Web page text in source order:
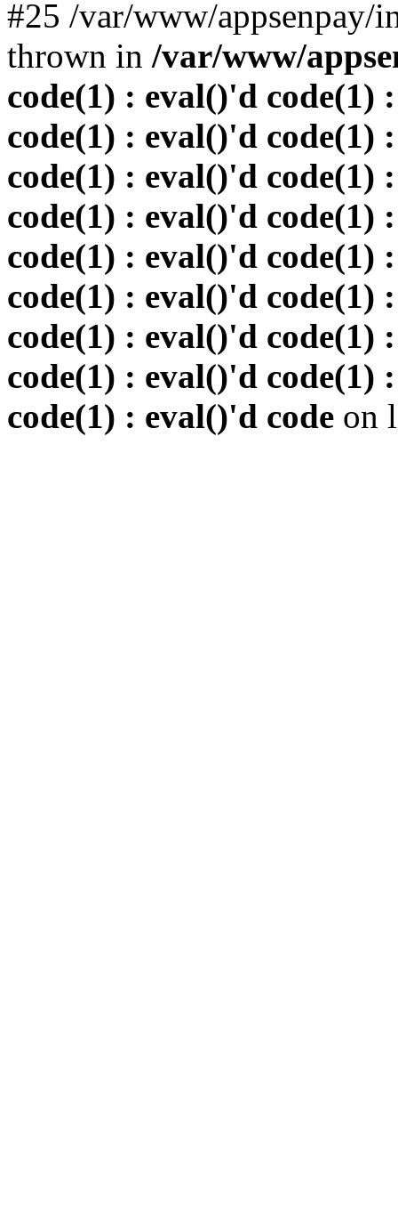
#25 /var/www/
thrown in /var/www/
code(1) : eval()'d code(1)
code(1) : eval()'d code(1)
code(1) : eval()'d code(1)
code(1) : eval()'d code(1)
code(1) : eval()'d code(1)
code(1) : eval()'d code(1)
code(1) : eval()'d code(1)
code(1) : eval()'d code(1)
code(1) : eval()'d code on